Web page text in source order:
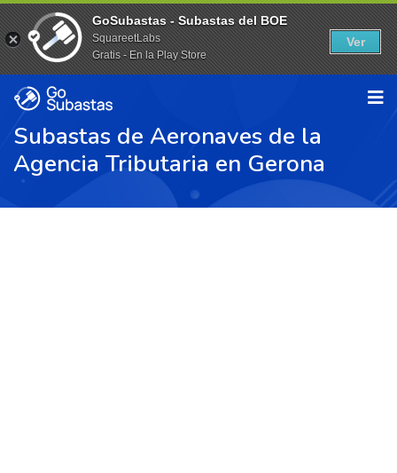
Subastas de Aeronaves de la
Agencia Tributaria en Gerona
GoSubastas - Subastas del BOE
SquareetLabs
Gratis - En la Play Store
Ver